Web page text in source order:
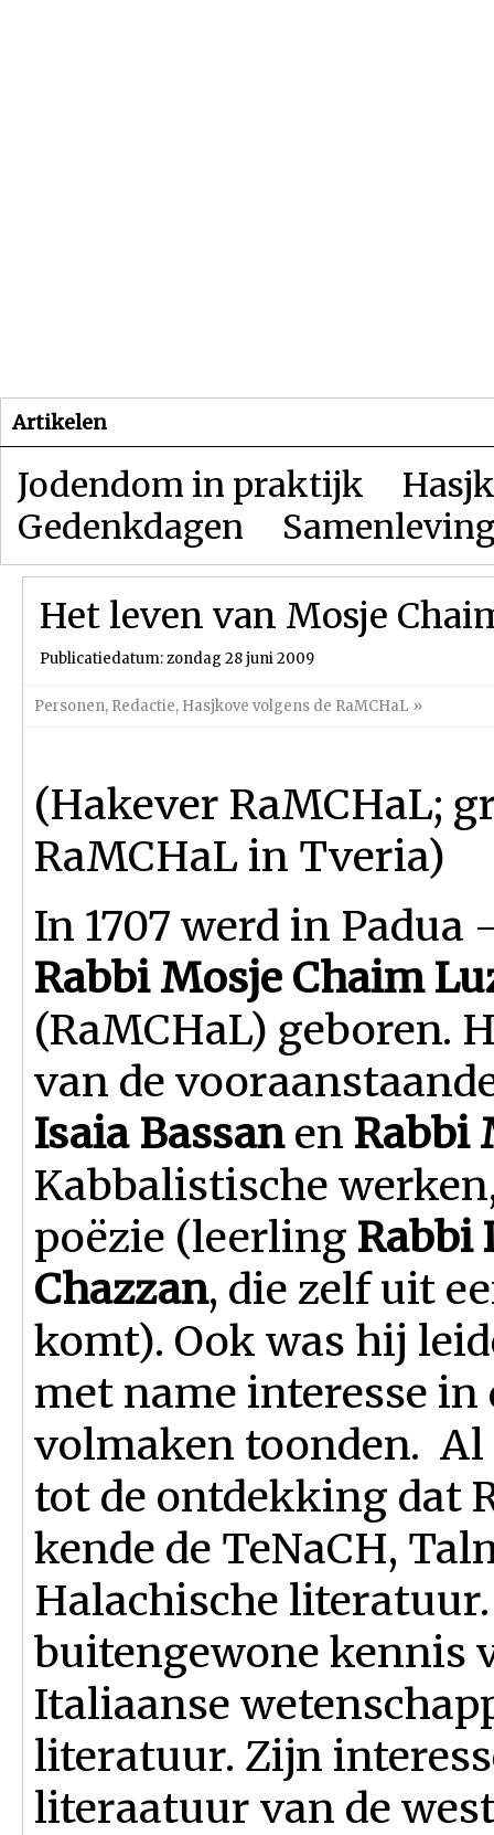
Artikelen
Jodendom in praktijk
Gedenkdagen
Het leven van Mosje
Publicatiedatum: zondag 28 juni 2009
Personen, Redactie, Hasjkove volgens de RaMCHaL »
(Hakever RaMCHaL;
RaMCHaL in Tveria)
In 1707 werd in
Rabbi Mosje Chaim
(RaMCHaL) geboren.
van de
Isaia Bassanen Rabbi
Kabbalistische
poëzie (leerling Rabbi
Chazzan, die zelf uit
komt). Ook was hij
met name interesse
volmaken toonden.
tot de ontdekking dat
kende de TeNaCH,
Halachische
buitengewone kennis
Italiaanse
literatuur. Zijn
literaatuur van de